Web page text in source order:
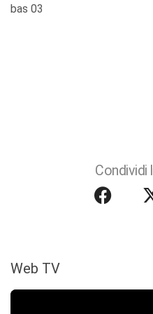
bas 03
Condividi
Web TV